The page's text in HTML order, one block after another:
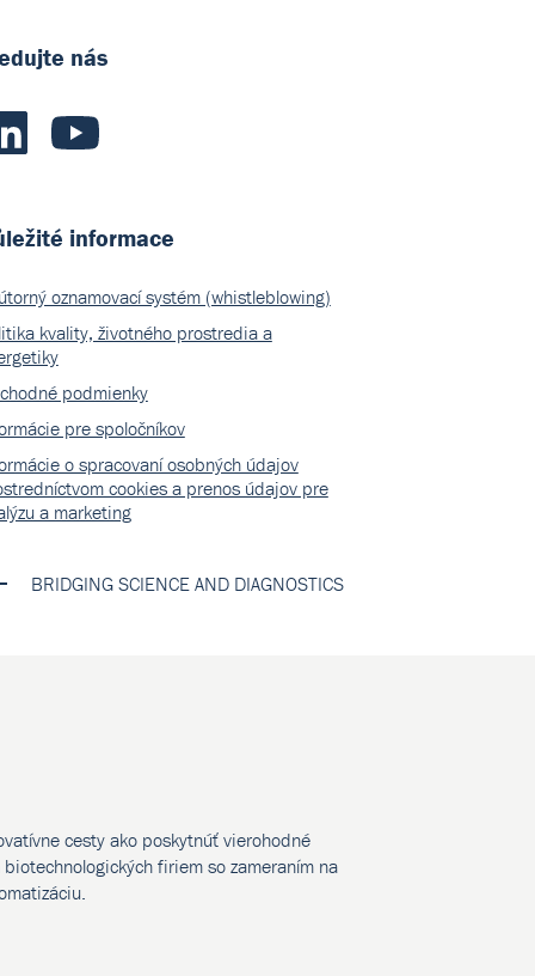
nás
informace
oznamovací systém (whistleblowing)
kvality, životného prostredia a
podmienky
pre spoločníkov
o spracovaní osobných údajov
cookies a prenos údajov pre
a marketing
BRIDGING SCIENCE AND DIAGNOSTICS
cesty ako poskytnúť vierohodné
firiem so zameraním na